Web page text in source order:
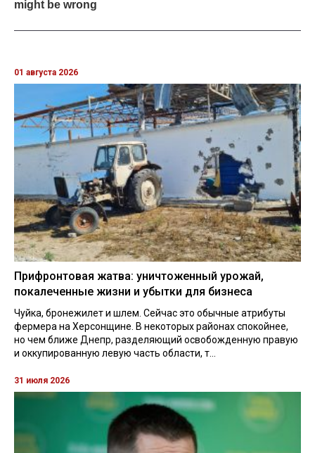
01 августа 2026
Прифронтовая жатва: уничтоженный урожай,
покалеченные жизни и убытки для бизнеса
Чуйка, бронежилет и шлем. Сейчас это обычные атрибуты
фермера на Херсонщине. В некоторых районах спокойнее,
но чем ближе Днепр, разделяющий освобожденную правую
и оккупированную левую часть области, т...
31 июля 2026